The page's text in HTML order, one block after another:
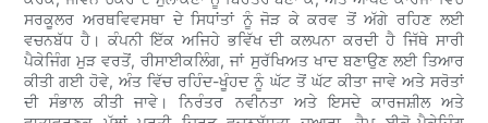
ਸਰਕੂਲਰ ਅਰਥਵਿਵਸਥਾ ਦੇ ਸਿਧਾਂਤਾਂ ਨੂੰ ਜੋੜ ਕੇ ਕਰਵ ਤੋਂ ਅੱਗੇ ਰਹਿਣ ਲਈ
ਵਚਨਬੱਧ ਹੈ। ਕੰਪਨੀ ਇੱਕ ਅਜਿਹੇ ਭਵਿੱਖ ਦੀ ਕਲਪਨਾ ਕਰਦੀ ਹੈ ਜਿੱਥੇ ਸਾਰੀ
ਪੈਕੇਜਿੰਗ ਮੁੜ ਵਰਤੋਂ, ਰੀਸਾਈਕਲਿੰਗ, ਜਾਂ ਸੁਰੱਖਿਅਤ ਖਾਦ ਬਣਾਉਣ ਲਈ ਤਿਆਰ
ਕੀਤੀ ਗਈ ਹੋਵੇ, ਅੰਤ ਵਿੱਚ ਰਹਿੰਦ-ਖੂੰਹਦ ਨੂੰ ਘੱਟ ਤੋਂ ਘੱਟ ਕੀਤਾ ਜਾਵੇ ਅਤੇ ਸਰੋਤਾਂ
ਦੀ ਸੰਭਾਲ ਕੀਤੀ ਜਾਵੇ। ਨਿਰੰਤਰ ਨਵੀਨਤਾ ਅਤੇ ਇਸਦੇ ਕਾਰਜਸ਼ੀਲ ਅਤੇ